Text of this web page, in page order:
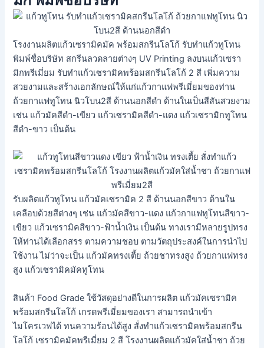
โรงงานผลิตแก้วเซรามิคมัค พร้อมสกรีนโลโก้ รับทำแก้วทูโทน
พิมพ์ชื่อบริษัท สกรีนลวดลายต่างๆ UV Printing ลงบนแก้วเซรา
มิกพรีเมี่ยม รับทำแก้วเซรามิคพร้อมสกรีนโลโก้ 2 สี เพิ่มความ
สวยงามและสร้างเอกลักษณ์ให้แก่แก้วกาแฟพรีเมี่ยมของท่าน
ถ้วยกาแฟทูโทน นิวโบน2สี ด้านนอกสีดำ ด้านในเป็นสีสันสวยงาม
เช่น แก้วมัคสีดำ-เขียว แก้วเซรามิคสีดำ-แดง แก้วเซรามิกทูโทน
สีดำ-ขาว เป็นต้น
รับผลิตแก้วทูโทน แก้วมัคเซรามิค 2 สี ด้านนอกสีขาว ด้านใน
เคลือบด้วยสีต่างๆ เช่น แก้วมัคสีขาว-แดง แก้วกาแฟทูโทนสีขาว-
เขียว แก้วเซรามิคสีขาว-ฟ้าน้ำเงิน เป็นต้น ทางเรามีหลายรูปทรง
ให้ท่านได้เลือกสรร ตามความชอบ ตามวัตถุประสงค์ในการนำไป
ใช้งาน ไม่ว่าจะเป็น แก้วมัคทรงเตี้ย ถ้วยชาทรงสูง ถ้วยกาแฟทรง
สูง แก้วเซรามิคมัคทูโทน
สินค้า Food Grade ใช้วัสดุอย่างดีในการผลิต แก้วมัคเซรามิค
พร้อมสกรีนโลโก้ เกรดพรีเมี่ยมของเรา สามารถนำเข้า
ไมโครเวฟได้ ทนความร้อนได้สูง สั่งทำแก้วเซรามิคพร้อมสกรีน
โลโก้ เซรามิคมัคพรีเมี่ยม 2 สี โรงงานผลิตแก้วมัคใส่น้ำชา ถ้วย